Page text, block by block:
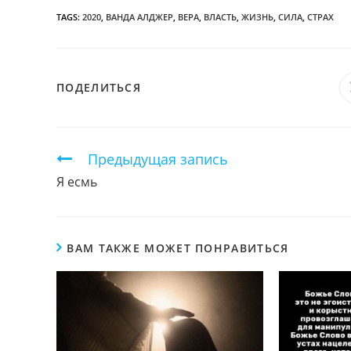
TAGS: 2020 ВАНДА АЛДЖЕР ВЕРА ВЛАСТЬ ЖИЗНЬ СИЛА СТРАХ
ПОДЕЛИТЬСЯ
Продолжить
чтение
Предыдущая запись
Я есмь
ВАМ ТАКЖЕ МОЖЕТ ПОНРАВИТЬСЯ